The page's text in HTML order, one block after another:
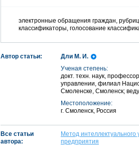
электронные обращения граждан,
классификаторы, голосование
Автор статьи:
Дли М. И.
Ученая степень:
докт. техн. наук,
управлении, филиал
Смоленске, Смоленск;
Местоположение:
г. Смоленск, Россия
Все статьи
автора:
Метод
предприятия